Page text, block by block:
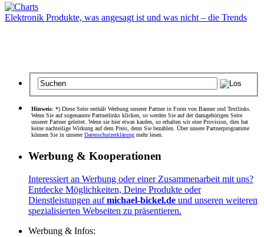
Elektronik Produkte, was angesagt ist und was nicht – die Trends
Hinweis: *) Diese Seite enthält Werbung unserer Partner in Form von Banner und Textlinks.
Wenn Sie auf sogenannte Partnerlinks klicken, so werden Sie auf der dazugehörigen Seite
unserer Partner geleitet. Wenn sie hier etwas kaufen, so erhalten wir eine Provision, dies hat
keine nachteilige Wirkung auf dem Preis, denn Sie bezahlen. Über unsere Partnerprogramme
können Sie in unsererDatenschutzerklärung mehr lesen.
Werbung & Kooperationen
Interessiert an Werbung oder einer Zusammenarbeit mit uns?
Entdecke Möglichkeiten, Deine Produkte oder
Dienstleistungen aufmichael-bickel.de und unseren weiteren
spezialisierten Webseiten zu präsentieren.
Werbung & Infos: